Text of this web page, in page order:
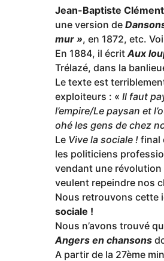
Jean-Baptiste Clément
une version de
mur », en 1872, etc.
En 1884, il écritAux
Trélazé, dans la
Le texte est
exploiteurs : « Il faut
l’empire/Le paysan et
ohé les gens de chez
Le Vive la sociale ! final
les politiciens
vendant une révolution
veulent repeindre nos
Nous retrouvons cette
sociale !
Nous n’avons trouvé
Angers en chansons
A partir de la 27ème